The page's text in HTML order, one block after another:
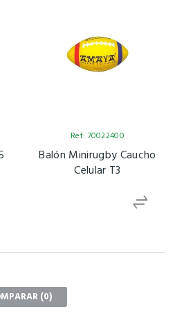
Ref: 70022400
Balón Minirugby Caucho
Celular T3
(0)